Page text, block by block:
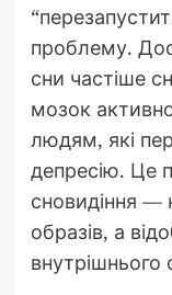
проблему.
сни частіше
мозок
людям, які
депресію. Це
сновидіння —
образів, а
внутрішнього